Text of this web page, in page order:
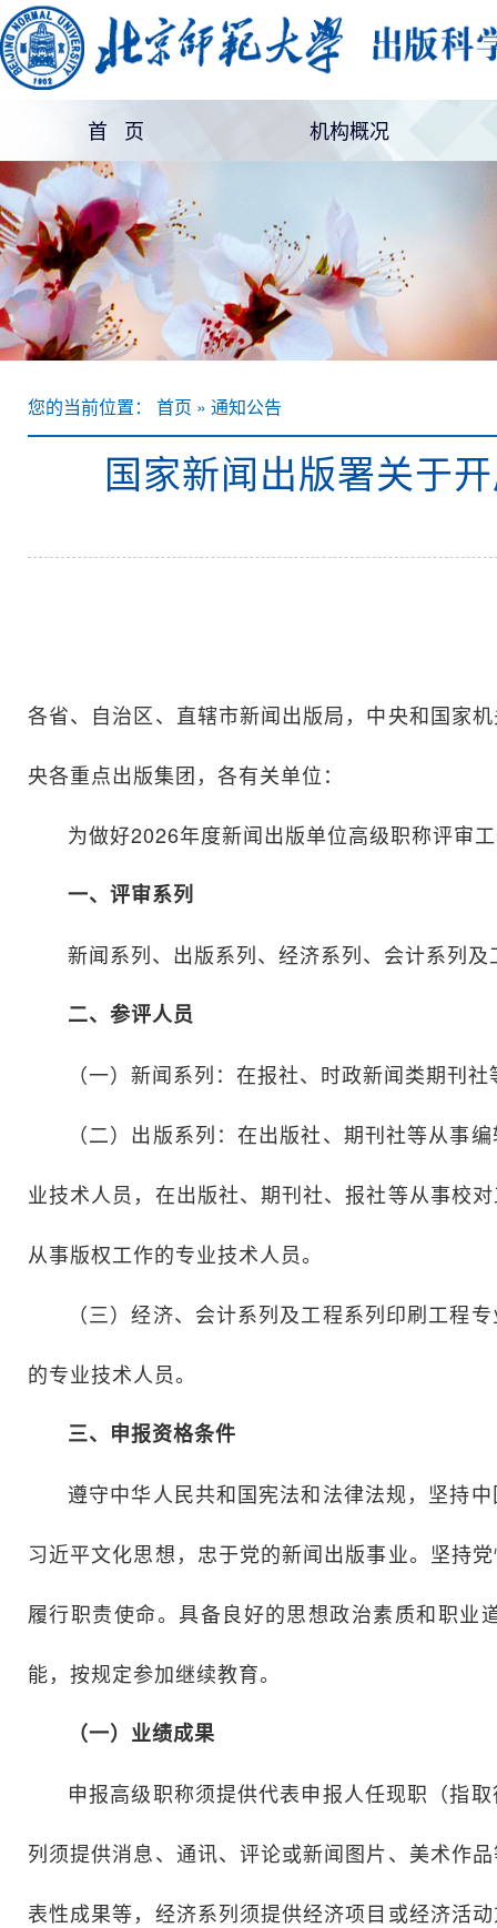
首 页 机构概况
您的当前位置： 首页 » 通知公告
国家新闻出版署关于
各省、自治区、直辖市新闻出版局，中央和国家
央各重点出版集团，各有关单位：
为做好2026年度新闻出版单位高级职称评审
一、评审系列
新闻系列、出版系列、经济系列、会计系列
二、参评人员
（一）新闻系列：在报社、时政新闻类期刊
（二）出版系列：在出版社、期刊社等从事
业技术人员，在出版社、期刊社、报社等从事校
从事版权工作的专业技术人员。
（三）经济、会计系列及工程系列印刷工程
的专业技术人员。
三、申报资格条件
遵守中华人民共和国宪法和法律法规，坚持
习近平文化思想，忠于党的新闻出版事业。坚持
履行职责使命。具备良好的思想政治素质和职
能，按规定参加继续教育。
（一）业绩成果
申报高级职称须提供代表申报人任现职（指
列须提供消息、通讯、评论或新闻图片、美术作
表性成果等，经济系列须提供经济项目或经济活